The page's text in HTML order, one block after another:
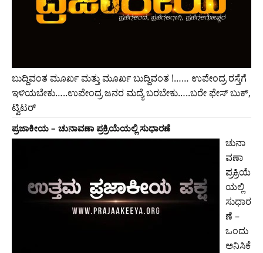
ಬುದ್ದಿವಂತ ಮೂರ್ಖ ಮತ್ತು ಮೂರ್ಖ ಬುದ್ದಿವಂತ !…… ಉಪೇಂದ್ರ ರಸ್ತೆಗೆ
ಇಳಿಯಬೇಕು…..ಉಪೇಂದ್ರ ಜನರ ಮದ್ಯೆ ಬರಬೇಕು…..ಬರೇ ಫೇಸ್ ಬುಕ್,
ಟ್ವಿಟರ್
ಪ್ರಜಾಕೀಯ – ಚುನಾವಣಾ ಪ್ರಕ್ರಿಯೆಯಲ್ಲಿ ಸುಧಾರಣೆ
ಚುನಾ
ವಣಾ
ಪ್ರಕ್ರಿಯೆ
ಯಲ್ಲಿ
ಸುಧಾರ
ಣೆ –
ಒಂದು
ಅನಿಸಿಕೆ